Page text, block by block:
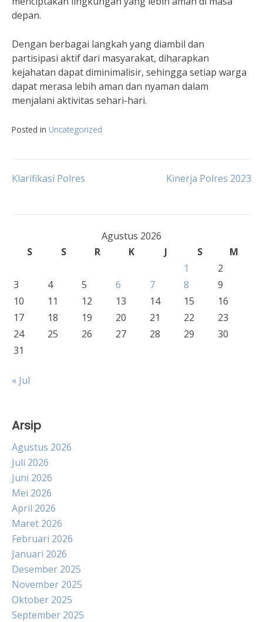
depan.
Dengan berbagai langkah yang diambil dan
partisipasi aktif dari masyarakat, diharapkan
kejahatan dapat diminimalisir, sehingga setiap warga
dapat merasa lebih aman dan nyaman dalam
menjalani aktivitas sehari-hari.
Posted in Uncategorized
Navigasi
Klarifikasi Polres Kinerja Polres 2023
Agustus 2026
S
S R K J S
M
1
2
3
4 5 6 7 8
9
10
11 12 13 14 15
16
17
18 19 20 21 22
23
24
25 26 27 28 29
30
31
« Jul
Arsip
Agustus 2026
Juli 2026
Juni 2026
Mei 2026
April 2026
Maret 2026
Februari 2026
Januari 2026
Desember 2025
November 2025
Oktober 2025
September 2025